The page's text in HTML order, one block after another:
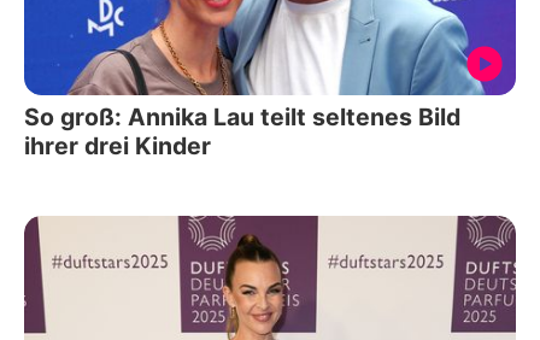
So groß: Annika Lau teilt seltenes Bild
ihrer drei Kinder